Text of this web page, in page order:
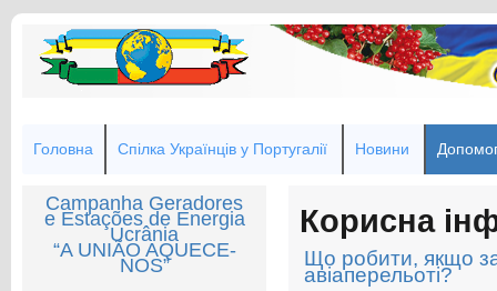
Головна Спілка Українців у Португалії Новини
Campanha Geradores
e Estações de Energia
Ucrânia
“A UNIÃO AQUECE-
NOS”
Корисна
Що робити, якщо
авіаперельоті?